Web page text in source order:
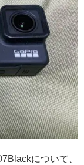
について、